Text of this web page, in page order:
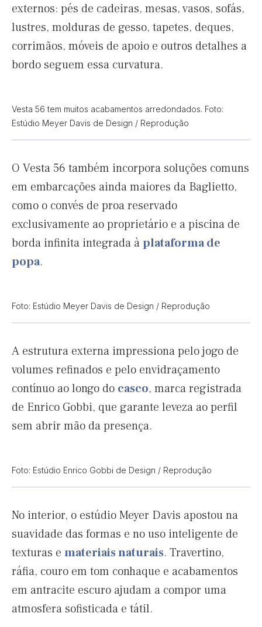
externos: pés de cadeiras, mesas, vasos, sofás,
lustres, molduras de gesso, tapetes, deques,
corrimãos, móveis de apoio e outros detalhes a
bordo seguem essa curvatura.
Vesta 56 tem muitos acabamentos arredondados. Foto:
Estúdio Meyer Davis de Design / Reprodução
O Vesta 56 também incorpora soluções comuns
em embarcações ainda maiores da Baglietto,
como o convés de proa reservado
exclusivamente ao proprietário e a piscina de
borda infinita integrada àplataforma de
popa.
Foto: Estúdio Meyer Davis de Design / Reprodução
A estrutura externa impressiona pelo jogo de
volumes refinados e pelo envidraçamento
contínuo ao longo do casco, marca registrada
de Enrico Gobbi, que garante leveza ao perfil
sem abrir mão da presença.
Foto: Estúdio Enrico Gobbi de Design / Reprodução
No interior, o estúdio Meyer Davis apostou na
suavidade das formas e no uso inteligente de
texturas e materiais naturais. Travertino,
ráfia, couro em tom conhaque e acabamentos
em antracite escuro ajudam a compor uma
atmosfera sofisticada e tátil.